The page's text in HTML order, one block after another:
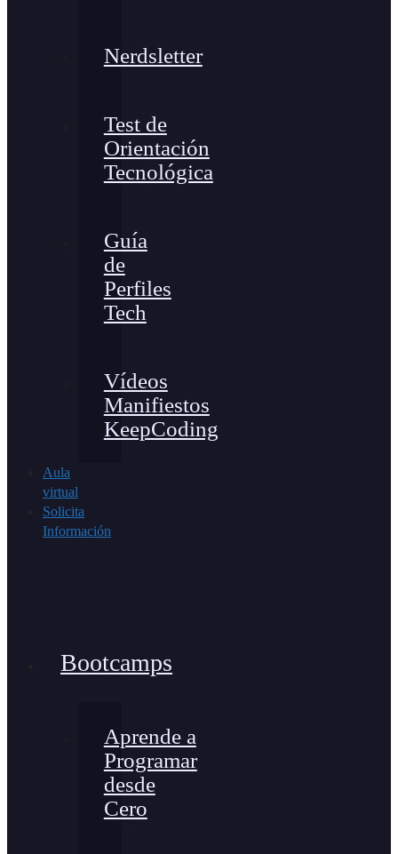
Nerdsletter
Test de
Orientación
Tecnológica
Guía
de
Perfiles
Tech
Vídeos
Manifiestos
KeepCoding
Aula
virtual
Solicita
Información
Bootcamps
Aprende a
Programar
desde
Cero